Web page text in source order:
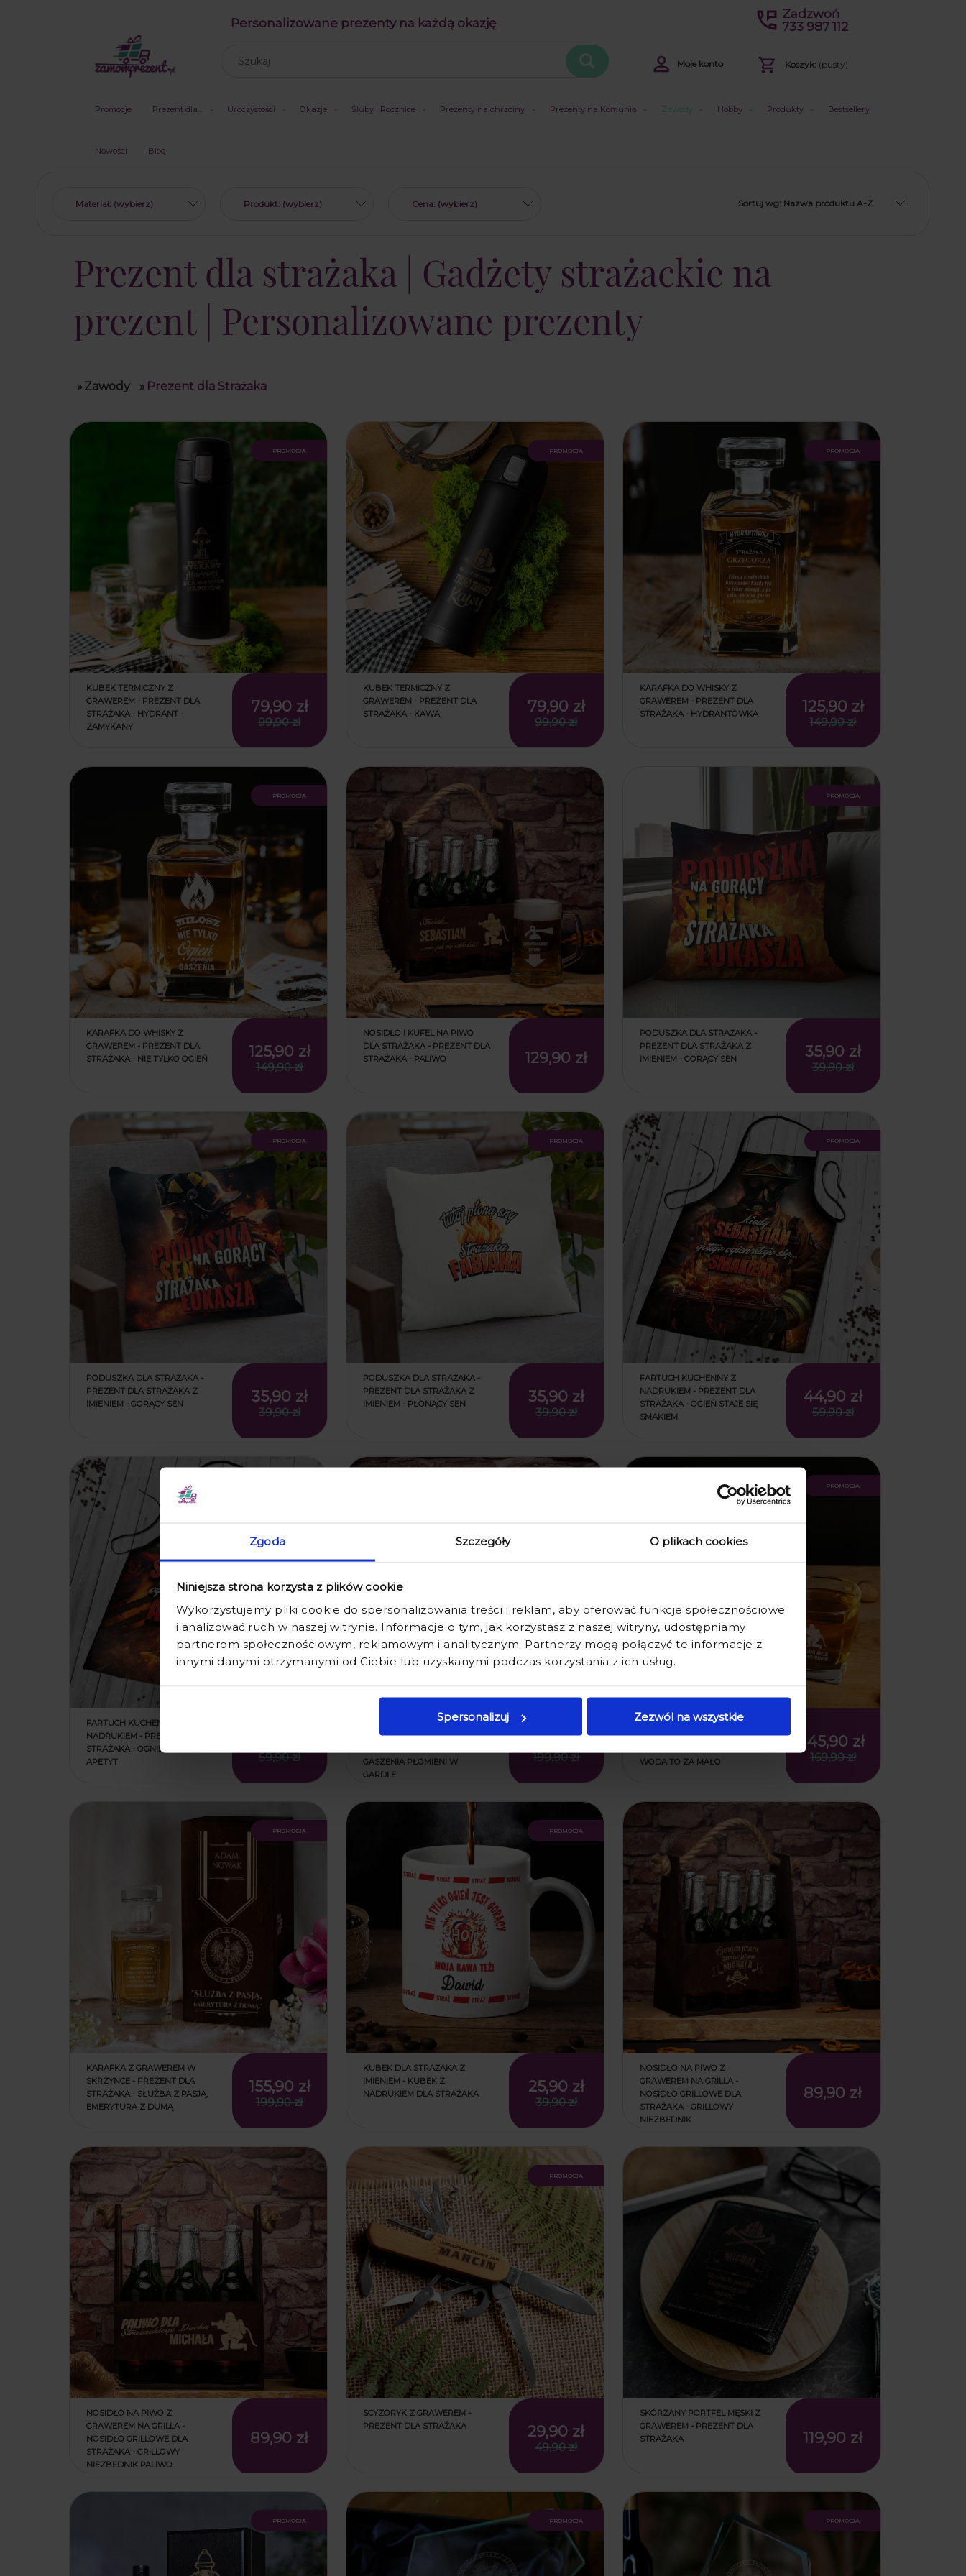
Zgoda Szczegóły O plikach cookies
Niniejsza strona korzysta z plików cookie
Wykorzystujemy pliki cookie do spersonalizowania treści i reklam, aby oferować funkcje społecznościowe
i analizować ruch w naszej witrynie. Informacje o tym, jak korzystasz z naszej witryny, udostępniamy
partnerom społecznościowym, reklamowym i analitycznym. Partnerzy mogą połączyć te informacje z
innymi danymi otrzymanymi od Ciebie lub uzyskanymi podczas korzystania z ich usług.
Spersonalizuj Zezwól na wszystkie
Personalizowane prezenty na każdą okazję
Zadzwoń
733 987 112
Koszyk: (pusty)
Moje konto
Promocje Prezent dla… Uroczystości Okazje Śluby i Rocznice Prezenty na chrzciny Prezenty na Komunię Zawody Hobby Produkty Bestsellery
Nowości Blog
Materiał: (wybierz) Produkt: (wybierz) Cena: (wybierz) Sortuj wg: Nazwa produktu A-Z
Prezent dla strażaka | Gadżety strażackie na
prezent | Personalizowane prezenty
» Zawody » Prezent dla Strażaka
KUBEK TERMICZNY Z
GRAWEREM - PREZENT DLA
STRAŻAKA - HYDRANT -
ZAMYKANY
79,90 zł
99,90 zł
promocja
KUBEK TERMICZNY Z
GRAWEREM - PREZENT DLA
STRAŻAKA - KAWA
79,90 zł
99,90 zł
promocja
KARAFKA DO WHISKY Z
GRAWEREM - PREZENT DLA
STRAŻAKA - HYDRANTÓWKA
125,90 zł
149,90 zł
promocja
KARAFKA DO WHISKY Z
GRAWEREM - PREZENT DLA
STRAŻAKA - NIE TYLKO OGIEŃ
125,90 zł
149,90 zł
promocja
NOSIDŁO I KUFEL NA PIWO
DLA STRAŻAKA - PREZENT DLA
STRAŻAKA - PALIWO
129,90 zł
PODUSZKA DLA STRAŻAKA -
PREZENT DLA STRAŻAKA Z
IMIENIEM - GORĄCY SEN
35,90 zł
39,90 zł
promocja
PODUSZKA DLA STRAŻAKA -
PREZENT DLA STRAŻAKA Z
IMIENIEM - GORĄCY SEN
35,90 zł
39,90 zł
promocja
PODUSZKA DLA STRAŻAKA -
PREZENT DLA STRAŻAKA Z
IMIENIEM - PŁONĄCY SEN
35,90 zł
39,90 zł
promocja
FARTUCH KUCHENNY Z
NADRUKIEM - PREZENT DLA
STRAŻAKA - OGIEŃ STAJE SIĘ
SMAKIEM
44,90 zł
59,90 zł
promocja
FARTUCH KUCHENNY Z
NADRUKIEM - PREZENT DLA
STRAŻAKA - OGNIEM PODSYCA
APETYT
59,90 zł
KARAFKA NA WHISKY W
SKRZYNCE Z GRAWEREM -
GASZENIA PŁOMIENI W
GARDLE
155,90 zł
199,90 zł
KARAFKA Z GRAWEREM I
SZKLANKA DO WHISKY -
WODA TO ZA MAŁO
145,90 zł
169,90 zł
promocja
KARAFKA Z GRAWEREM W
SKRZYNCE - PREZENT DLA
STRAŻAKA - SŁUŻBA Z PASJĄ,
EMERYTURA Z DUMĄ
155,90 zł
199,90 zł
promocja
KUBEK DLA STRAŻAKA Z
IMIENIEM - KUBEK Z
NADRUKIEM DLA STRAŻAKA
25,90 zł
39,90 zł
promocja
NOSIDŁO NA PIWO Z
GRAWEREM NA GRILLA -
NOSIDŁO GRILLOWE DLA
STRAŻAKA - GRILLOWY
NIEZBĘDNIK
89,90 zł
NOSIDŁO NA PIWO Z
GRAWEREM NA GRILLA -
NOSIDŁO GRILLOWE DLA
STRAŻAKA - GRILLOWY
NIEZBĘDNIK PALIWO
89,90 zł
SCYZORYK Z GRAWEREM -
PREZENT DLA STRAŻAKA
29,90 zł
49,90 zł
promocja
SKÓRZANY PORTFEL MĘSKI Z
GRAWEREM - PREZENT DLA
STRAŻAKA
119,90 zł
promocja promocja promocja